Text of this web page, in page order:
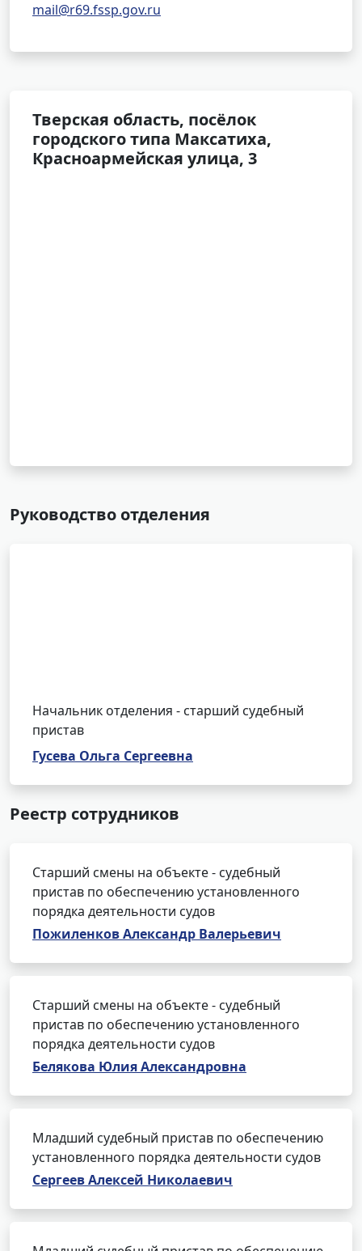
mail@r69.fssp.gov.ru
Тверская область, посёлок
городского типа Максатиха,
Красноармейская улица, 3
Руководство отделения
Начальник отделения - старший судебный
пристав
Гусева Ольга Сергеевна
Реестр сотрудников
Старший смены на объекте - судебный
пристав по обеспечению установленного
порядка деятельности судов
Пожиленков Александр Валерьевич
Старший смены на объекте - судебный
пристав по обеспечению установленного
порядка деятельности судов
Белякова Юлия Александровна
Младший судебный пристав по обеспечению
установленного порядка деятельности судов
Сергеев Алексей Николаевич